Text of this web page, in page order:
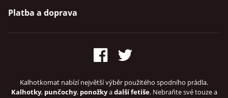
Platba a doprava
Kalhotkomat nabízí největší výběr použitého spodního prádla.
Kalhotky, punčochy, ponožkyadalší fetiše. Nebraňte své touze a